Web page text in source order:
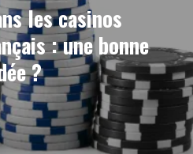
les casinos
: une bonne
?